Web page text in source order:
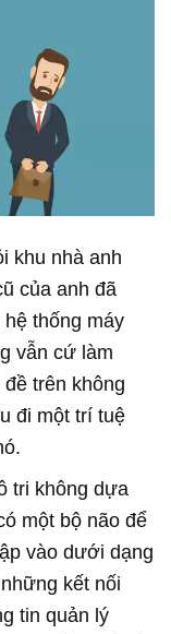
khu nhà anh
của anh đã
thống máy
vẫn cứ làm
trên không
đi một trí tuệ
tri không dựa
một bộ não để
vào dưới dạng
kết nối
tin quản lý